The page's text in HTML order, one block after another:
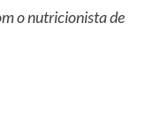
o nutricionista de